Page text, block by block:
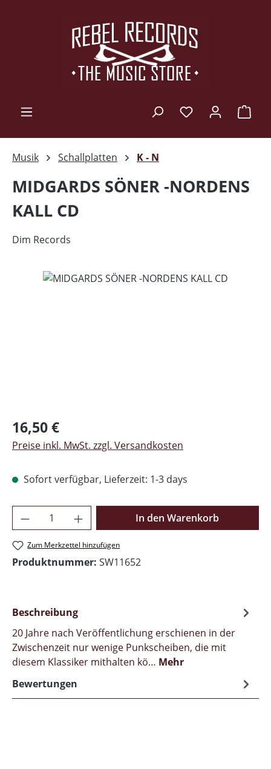
Musik Schallplatten K - N
MIDGARDS SÖNER -NORDENS
KALL CD
Dim Records
Regulärer Preis:
16,50 €
Preise inkl. MwSt. zzgl. Versandkosten
Sofort verfügbar, Lieferzeit: 1-3 days
Produkt Anzahl: Gib den gewünschten
In den Warenkorb
Zum Merkzettel hinzufügen
Produktnummer: SW11652
Beschreibung
20 Jahre nach Veröffentlichung erschienen in der
Zwischenzeit nur wenige Punkscheiben, die mit
diesem Klassiker mithalten kö… Mehr
Bewertungen